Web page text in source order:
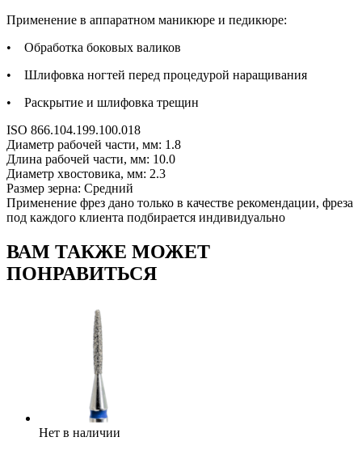
Применение в аппаратном маникюре и педикюре:
• Обработка боковых валиков
• Шлифовка ногтей перед процедурой наращивания
• Раскрытие и шлифовка трещин
ISO 866.104.199.100.018
Диаметр рабочей части, мм: 1.8
Длина рабочей части, мм: 10.0
Диаметр хвостовика, мм: 2.3
Размер зерна: Средний
Применение фрез дано только в качестве рекомендации, фреза
под каждого клиента подбирается индивидуально
ВАМ ТАКЖЕ МОЖЕТ
ПОНРАВИТЬСЯ
Нет в наличии